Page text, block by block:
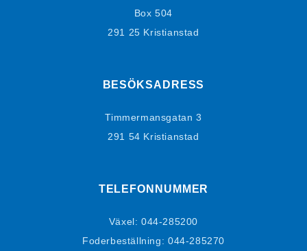
Box 504
291 25 Kristianstad
BESÖKSADRESS
Timmermansgatan 3
291 54 Kristianstad
TELEFONNUMMER
Växel:044-285200
Foderbeställning: 044-285270